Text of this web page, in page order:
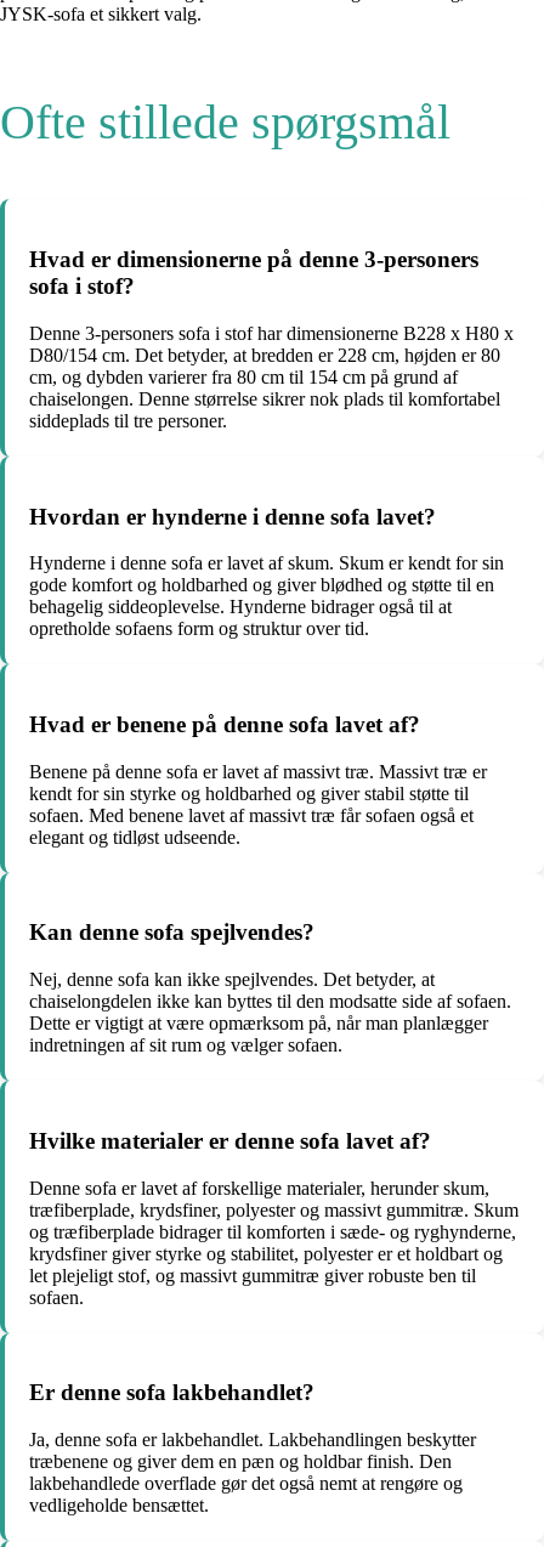
JYSK-sofa et sikkert valg.
Ofte stillede spørgsmål
Hvad er dimensionerne på denne 3-personers
sofa i stof?
Denne 3-personers sofa i stof har dimensionerne B228 x H80 x
D80/154 cm. Det betyder, at bredden er 228 cm, højden er 80
cm, og dybden varierer fra 80 cm til 154 cm på grund af
chaiselongen. Denne størrelse sikrer nok plads til komfortabel
siddeplads til tre personer.
Hvordan er hynderne i denne sofa lavet?
Hynderne i denne sofa er lavet af skum. Skum er kendt for sin
gode komfort og holdbarhed og giver blødhed og støtte til en
behagelig siddeoplevelse. Hynderne bidrager også til at
opretholde sofaens form og struktur over tid.
Hvad er benene på denne sofa lavet af?
Benene på denne sofa er lavet af massivt træ. Massivt træ er
kendt for sin styrke og holdbarhed og giver stabil støtte til
sofaen. Med benene lavet af massivt træ får sofaen også et
elegant og tidløst udseende.
Kan denne sofa spejlvendes?
Nej, denne sofa kan ikke spejlvendes. Det betyder, at
chaiselongdelen ikke kan byttes til den modsatte side af sofaen.
Dette er vigtigt at være opmærksom på, når man planlægger
indretningen af sit rum og vælger sofaen.
Hvilke materialer er denne sofa lavet af?
Denne sofa er lavet af forskellige materialer, herunder skum,
træfiberplade, krydsfiner, polyester og massivt gummitræ. Skum
og træfiberplade bidrager til komforten i sæde- og ryghynderne,
krydsfiner giver styrke og stabilitet, polyester er et holdbart og
let plejeligt stof, og massivt gummitræ giver robuste ben til
sofaen.
Er denne sofa lakbehandlet?
Ja, denne sofa er lakbehandlet. Lakbehandlingen beskytter
træbenene og giver dem en pæn og holdbar finish. Den
lakbehandlede overflade gør det også nemt at rengøre og
vedligeholde bensættet.